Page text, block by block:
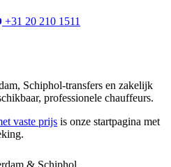
+31 20 210 1511
Schiphol-transfers en zakelijk
professionele chauffeurs.
vaste prijs is onze startpagina met
& Schiphol